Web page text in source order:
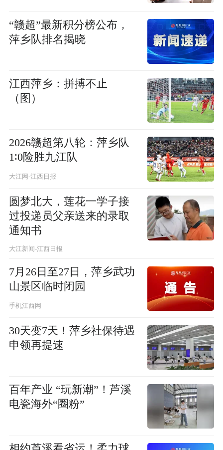
“赣超”最新积分榜公布，
萍乡队排名揭晓
江西萍乡：拼搏不止
（图）
2026赣超第八轮：萍乡队
1∶0险胜九江队
大江网-江西日报
圆梦北大，莲花一学子接
过投递员父亲送来的录取
通知书
大江新闻-江西日报
7月26日至27日，萍乡武功
山景区临时闭园
手机江西网
30天变7天！萍乡社保待遇
申领再提速
百年产业 “玩新潮”！芦溪
电瓷海外“圈粉”